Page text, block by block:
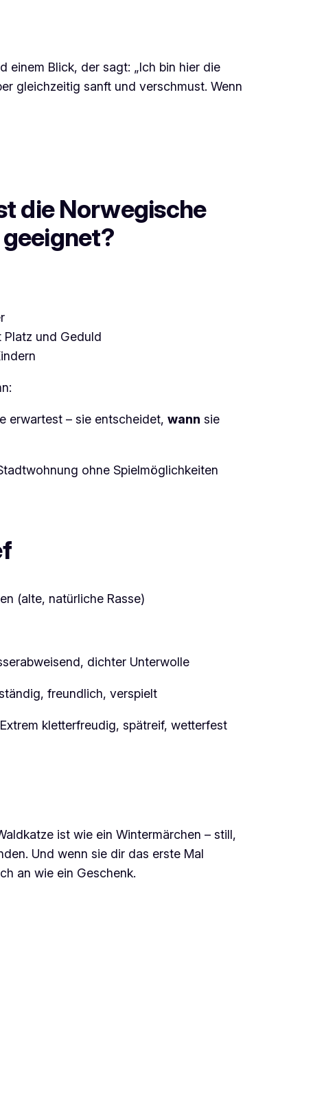
einem Blick, der sagt: „Ich bin hier die
gleichzeitig sanft und verschmust. Wenn
die Norwegische
Platz und Geduld
erwartest – sie entscheidet, wann sie
ohne Spielmöglichkeiten
(alte, natürliche Rasse)
dichter Unterwolle
freundlich, verspielt
Extrem kletterfreudig, spätreif, wetterfest
ist wie ein Wintermärchen – still,
Und wenn sie dir das erste Mal
an wie ein Geschenk.